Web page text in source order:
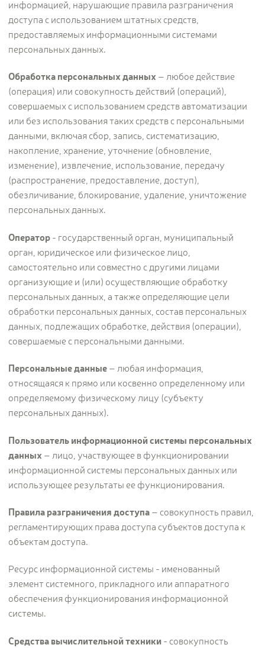
информацией, нарушающие правила разграничения
доступа с использованием штатных средств,
предоставляемых информационными системами
персональных данных.
Обработка персональных данных – любое действие
(операция) или совокупность действий (операций),
совершаемых с использованием средств автоматизации
или без использования таких средств с персональными
данными, включая сбор, запись, систематизацию,
накопление, хранение, уточнение (обновление,
изменение), извлечение, использование, передачу
(распространение, предоставление, доступ),
обезличивание, блокирование, удаление, уничтожение
персональных данных.
Оператор- государственный орган, муниципальный
орган, юридическое или физическое лицо,
самостоятельно или совместно с другими лицами
организующие и (или) осуществляющие обработку
персональных данных, а также определяющие цели
обработки персональных данных, состав персональных
данных, подлежащих обработке, действия (операции),
совершаемые с персональными данными.
Персональные данные– любая информация,
относящаяся к прямо или косвенно определенному или
определяемому физическому лицу (субъекту
персональных данных).
Пользователь информационной системы персональных
данных – лицо, участвующее в функционировании
информационной системы персональных данных или
использующее результаты ее функционирования.
Правила разграничения доступа– совокупность правил,
регламентирующих права доступа субъектов доступа к
объектам доступа.
Ресурс информационной системы - именованный
элемент системного, прикладного или аппаратного
обеспечения функционирования информационной
системы.
Средства вычислительной техники- совокупность